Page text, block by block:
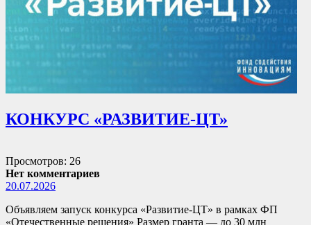
КОНКУРС «РАЗВИТИЕ-ЦТ»
Просмотров: 26
Нет комментариев
20.07.2026
Объявляем запуск конкурса «Развитие-ЦТ» в рамках ФП
«Отечественные решения» Размер гранта — до 30 млн